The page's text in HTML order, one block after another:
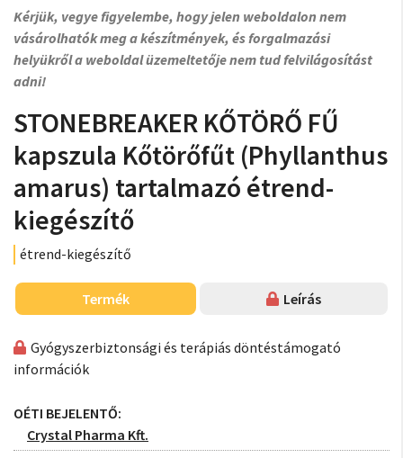
Kérjük, vegye figyelembe, hogy jelen weboldalon nem
vásárolhatók meg a készítmények, és forgalmazási
helyükről a weboldal üzemeltetője nem tud felvilágosítást
adni!
STONEBREAKER KŐTÖRŐ FŰ
kapszula Kőtörőfűt (Phyllanthus
amarus) tartalmazó étrend-
kiegészítő
étrend-kiegészítő
Termék Leírás
Gyógyszerbiztonsági és terápiás döntéstámogató
információk
OÉTI BEJELENTŐ:
Crystal Pharma Kft.